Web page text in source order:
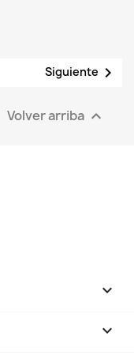
Siguiente 
Volver arriba 

